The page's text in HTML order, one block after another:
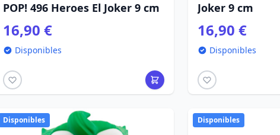
POP! 496 Heroes El Joker 9 cm
16,90 €
Disponibles
Joker 9 cm
16,90 €
Disponibles
Disponibles Disponibles